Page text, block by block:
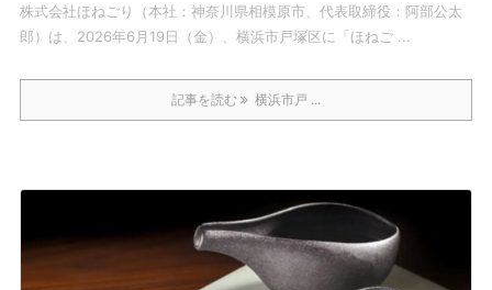
株式会社ほねごり（本社：神奈川県相模原市、代表取締役：阿部公太
郎）は、2026年6月19日（金）、横浜市戸塚区に「ほねご ...
記事を読む 横浜市戸 ...